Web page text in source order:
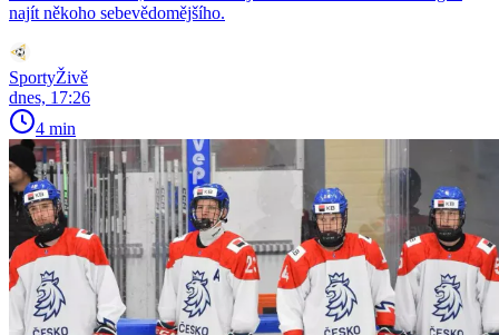
najít někoho sebevědomějšího.
SportyŽivě
dnes, 17:26
4 min